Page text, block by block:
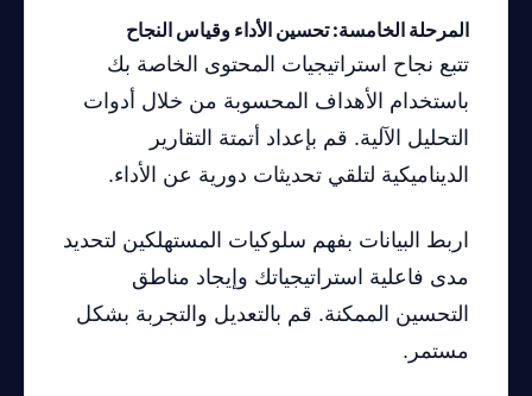
المرحلة الخامسة: تحسين الأداء وقياس النجاح
تتبع نجاح استراتيجيات المحتوى الخاصة بك
باستخدام الأهداف المحسوبة من خلال أدوات
التحليل الآلية. قم بإعداد أتمتة التقارير
الديناميكية لتلقي تحديثات دورية عن الأداء.
اربط البيانات بفهم سلوكيات المستهلكين لتحديد
مدى فاعلية استراتيجياتك وإيجاد مناطق
التحسين الممكنة. قم بالتعديل والتجربة بشكل
مستمر.